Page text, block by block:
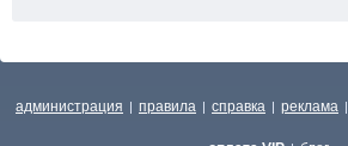
администрация | правила | справка | реклама |